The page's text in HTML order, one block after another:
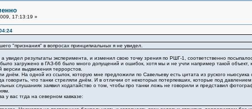
17:13:19 »
"признания" в вопросах принципиальных я не увидел.
результаты эксперимента, и изменил свою точку зрения по РШГ-1, соответственно
загружено в ГАЗ-66 было много допущений и ошибок, хотя мы и не учли например такой объект,
версии выдвижения террорстов.
днём. На одной из ссылок, которую мне предложили по Савельеву есть цитата из руского
говорить, что танки стреляли днём. И в отличии от некоторых потерпевших, которые под
слушаниях заявил ходатайство о том, чтобы про танки ложь не говорили и представил
у вас тгда на северном кавказе: